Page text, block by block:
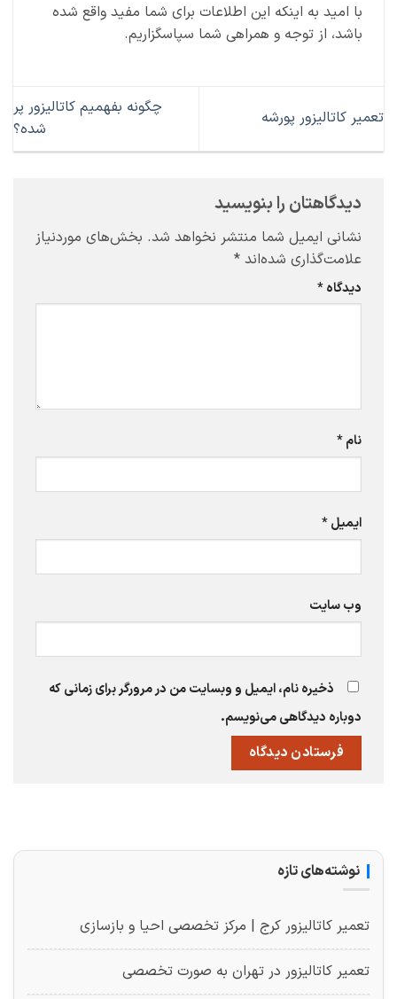
با امید به اینکه این اطلاعات برای شما مفید واقع شده
باشد، از توجه و همراهی شما سپاسگزاریم.
تعمیر کاتالیزور پورشه
چگونه بفهمیم کاتالیزور پر
شده؟
دیدگاهتان را بنویسید
نشانی ایمیل شما منتشر نخواهد شد. بخش‌های موردنیاز
علامت‌گذاری شده‌اند *
دیدگاه*
نام*
ایمیل*
وب‌ سایت
ذخیره نام، ایمیل و وبسایت من در مرورگر برای زمانی که
دوباره دیدگاهی می‌نویسم.
نوشته‌های تازه
تعمیر کاتالیزور کرج | مرکز تخصصی احیا و بازسازی
تعمیر کاتالیزور در تهران به صورت تخصصی